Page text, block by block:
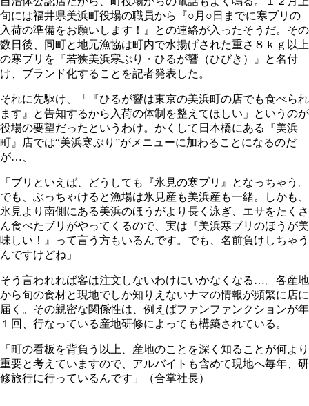
旬には福井県美浜町役場の職員から『○月○日までに寒ブリの
入荷の準備をお願いします！』との連絡が入ったそうだ。その
数日後、同町と地元漁協は町内で水揚げされた重さ８ｋｇ以上
の寒ブリを『若狭美浜寒ぶり・ひるが響（ひびき）』と名付
け、ブランド化することを記者発表した。
それに先駆け、「『ひるが響は東京の美浜町の店でも食べられ
ます』と告知するから入荷の体制を整えてほしい」というのが
役場の要望だったというわけ。かくして日本橋にある『美浜
町』店では“美浜寒ぶり”がメニューに加わることになるのだ
が…、
「ブリといえば、どうしても『氷見の寒ブリ』となっちゃう。
でも、ぶっちゃけると漁場は氷見産も美浜産も一緒。しかも、
氷見より南側にある美浜のほうがより長く泳ぎ、エサをたくさ
ん食べたブリがやってくるので、実は『美浜寒ブリのほうが美
味しい！』って言う方もいるんです。でも、名前負けしちゃう
んですけどね」
そう言われれば客は注文しないわけにいかなくなる…。各産地
から旬の食材と現地でしか知りえないナマの情報が頻繁に店に
届く。その親密な関係性は、例えばファンファンクションが年
１回、行なっている産地研修によっても構築されている。
「町の看板を背負う以上、産地のことを深く知ることが何より
重要と考えていますので、アルバイトも含めて現地へ毎年、研
修旅行に行っているんです」（合掌社長）